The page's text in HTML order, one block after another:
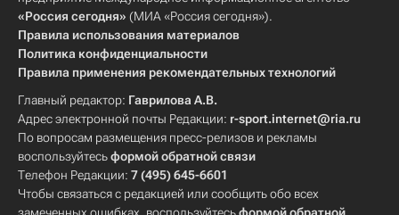
«Россия сегодня» (МИА «Россия сегодня»).
Правила использования материалов
Политика конфиденциальности
Правила применения рекомендательных технологий
Главный редактор: Гаврилова А.В.
Адрес электронной почты Редакции: r-sport.internet@ria.ru
По вопросам размещения пресс-релизов и рекламы
воспользуйтесьформой обратной связи
Телефон Редакции: 7 (495) 645-6601
Чтобы связаться с редакцией или сообщить обо всех